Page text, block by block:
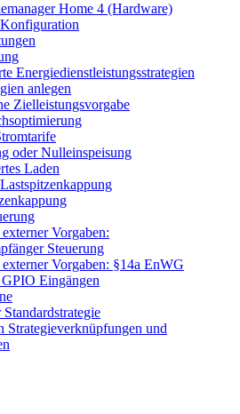
Home 4 (Hardware)
Energiedienstleistungsstrategien
anlegen
Zielleistungsvorgabe
oder Nulleinspeisung
Laden
Vorgaben:
Steuerung
Vorgaben: §14a EnWG
Eingängen
Strategieverknüpfungen und